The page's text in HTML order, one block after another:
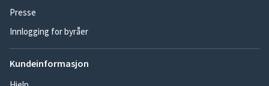
Presse
Innlogging for byråer
Kundeinformasjon